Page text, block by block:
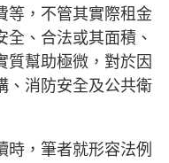
等，不管其實際租金
、合法或其面積、
質幫助極微，對於因
、消防安全及公共衛
時，筆者就形容法例